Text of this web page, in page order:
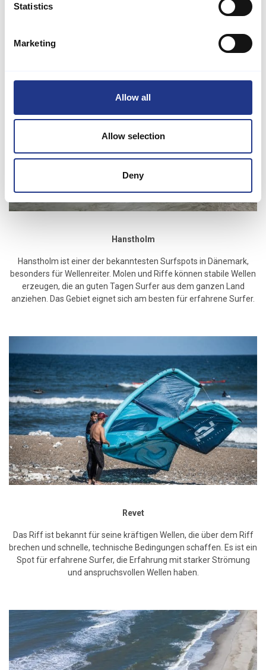
Statistics
Marketing
Allow all
Allow selection
Deny
In der Nähe von Klitmøller
Hanstholm
Hanstholm ist einer der bekanntesten Surfspots in Dänemark,
besonders für Wellenreiter. Molen und Riffe können stabile Wellen
erzeugen, die an guten Tagen Surfer aus dem ganzen Land
anziehen. Das Gebiet eignet sich am besten für erfahrene Surfer.
Revet
Das Riff ist bekannt für seine kräftigen Wellen, die über dem Riff
brechen und schnelle, technische Bedingungen schaffen. Es ist ein
Spot für erfahrene Surfer, die Erfahrung mit starker Strömung
und anspruchsvollen Wellen haben.